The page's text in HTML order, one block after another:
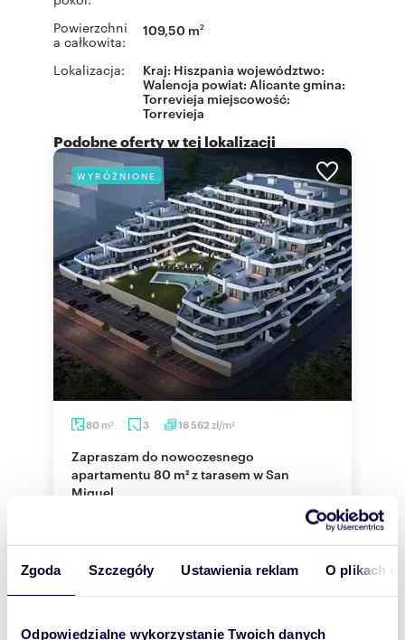
Zgoda Szczegóły Ustawienia reklam O plikach
Odpowiedzialne wykorzystanie Twoich danych
Powierzchni
a całkowita:
109,50 m2
Lokalizacja: Kraj: Hiszpania województwo:
Walencjapowiat: Alicantegmina:
Torrevieja miejscowość:
Torrevieja
Podobne oferty w tej lokalizacji
WYRÓŻNIONE
80 m2 3 18 562 zł/m2
Zapraszam do nowoczesnego
apartamentu 80 m² z tarasem w San
Miguel
OFERTA SPECJALNA WIOSENNAKup swoje nowe
ekskluzywnego bonusu. Oferujemy bon w wys...